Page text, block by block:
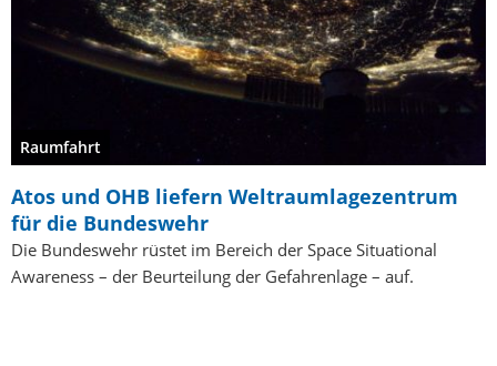
Raumfahrt
Atos und OHB liefern Weltraumlagezentrum
für die Bundeswehr
Die Bundeswehr rüstet im Bereich der Space Situational
Awareness – der Beurteilung der Gefahrenlage – auf.